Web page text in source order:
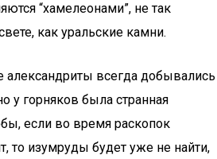
“хамелеонами”, не так
как уральские камни.
александриты всегда добывались
у горняков была странная
если во время раскопок
то изумруды будет уже не найти,